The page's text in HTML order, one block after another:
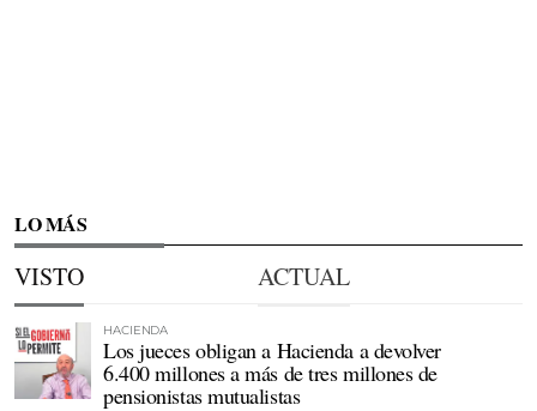
LO MÁS
VISTO ACTUAL
HACIENDA
Los jueces obligan a Hacienda a devolver
6.400 millones a más de tres millones de
pensionistas mutualistas